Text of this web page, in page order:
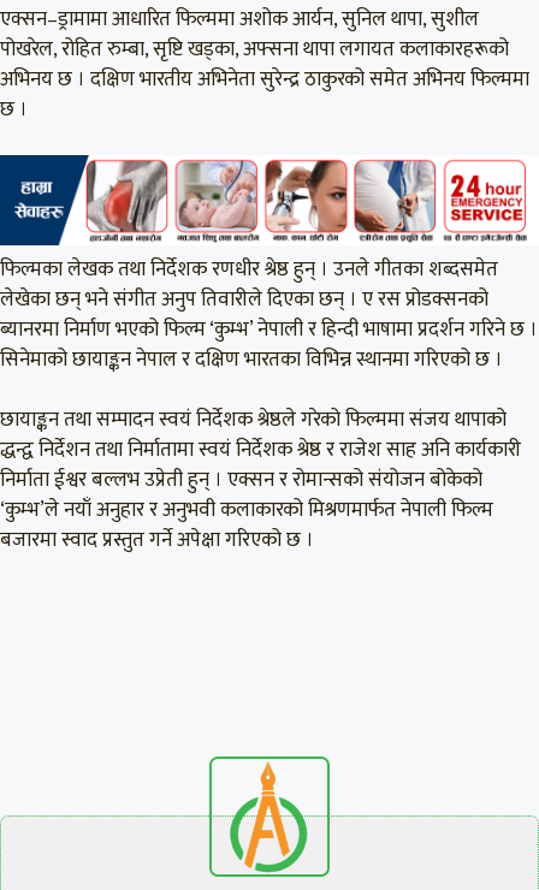
एक्सन–ड्रामामा आधारित फिल्ममा अशोक आर्यन, सुनिल थापा, सुशील
पोखरेल, रोहित रुम्बा, सृष्टि खड्का, अफ्सना थापा लगायत कलाकारहरूको
अभिनय छ । दक्षिण भारतीय अभिनेता सुरेन्द्र ठाकुरको समेत अभिनय फिल्ममा
छ ।
फिल्मका लेखक तथा निर्देशक रणधीर श्रेष्ठ हुन् । उनले गीतका शब्दसमेत
लेखेका छन् भने संगीत अनुप तिवारीले दिएका छन् । ए रस प्रोडक्सनको
ब्यानरमा निर्माण भएको फिल्म ‘कुम्भ’ नेपाली र हिन्दी भाषामा प्रदर्शन गरिने छ ।
सिनेमाको छायाङ्कन नेपाल र दक्षिण भारतका विभिन्न स्थानमा गरिएको छ ।
छायाङ्कन तथा सम्पादन स्वयं निर्देशक श्रेष्ठले गरेको फिल्ममा संजय थापाको
द्धन्द्व निर्देशन तथा निर्मातामा स्वयं निर्देशक श्रेष्ठ र राजेश साह अनि कार्यकारी
निर्माता ईश्वर बल्लभ उप्रेती हुन् । एक्सन र रोमान्सको संयोजन बोकेको
‘कुम्भ’ले नयाँ अनुहार र अनुभवी कलाकारको मिश्रणमार्फत नेपाली फिल्म
बजारमा स्वाद प्रस्तुत गर्ने अपेक्षा गरिएको छ ।